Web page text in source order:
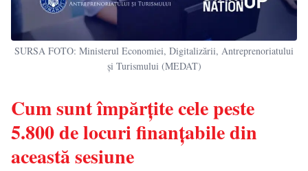
SURSA FOTO: Ministerul Economiei, Digitalizării, Antreprenoriatului
și Turismului (MEDAT)
Cum sunt împărțite cele peste
5.800 de locuri finanțabile din
această sesiune